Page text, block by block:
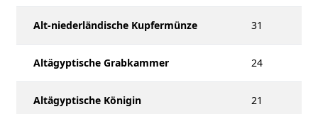
Alt-niederländische Kupfermünze 31
Altägyptische Grabkammer 24
Altägyptische Königin 21